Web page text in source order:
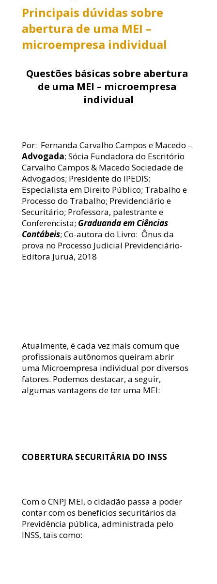
Principais dúvidas sobre
abertura de uma MEI –
microempresa individual
Questões básicas sobre abertura
de uma MEI – microempresa
individual
Por: Fernanda Carvalho Campos e Macedo –
Advogada; Sócia Fundadora do Escritório
Carvalho Campos & Macedo Sociedade de
Advogados; Presidente do IPEDIS;
Especialista em Direito Público; Trabalho e
Processo do Trabalho; Previdenciário e
Securitário; Professora, palestrante e
Conferencista; Graduanda em Ciências
Contábeis; Co-autora do Livro:  Ônus da
prova no Processo Judicial Previdenciário-
Editora Juruá, 2018
Atualmente, é cada vez mais comum que
profissionais autônomos queiram abrir
uma Microempresa individual por diversos
fatores. Podemos destacar, a seguir,
algumas vantagens de ter uma MEI:
COBERTURA SECURITÁRIA DO INSS
Com o CNPJ MEI, o cidadão passa a poder
contar com os benefícios securitários da
Previdência pública, administrada pelo
INSS, tais como: